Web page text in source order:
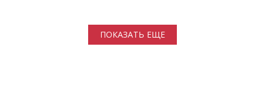
ПОКАЗАТЬ ЕЩЕ